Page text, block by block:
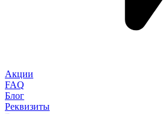
Акции
FAQ
Блог
Реквизиты